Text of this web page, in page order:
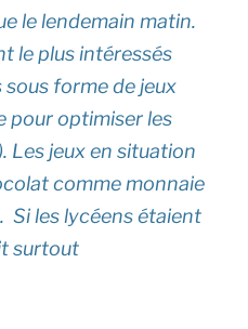
le lendemain matin.
le plus intéressés
forme de jeux
pour optimiser les
Les jeux en situation
comme monnaie
Si les lycéens étaient
surtout